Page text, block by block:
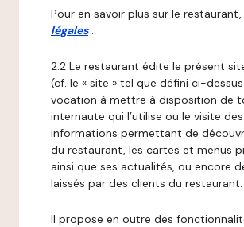
Pour en savoir plus sur le restaurant,
légales .
2.2 Le restaurant édite le présent
(cf. le « site » tel que défini ci-
vocation à mettre à disposition de
internaute qui l’utilise ou le visite des
informations permettant de
du restaurant, les cartes et menus
ainsi que ses actualités, ou encore
laissés par des clients du restaurant.
Il propose en outre des